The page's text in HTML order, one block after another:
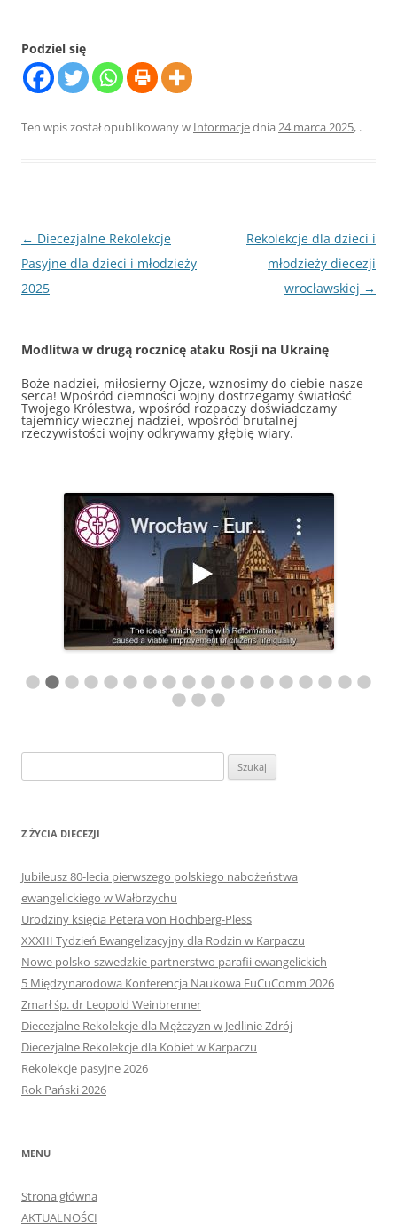
Podziel się
Ten wpis został opublikowany w Informacjednia 24 marca 2025, .
Nawigacja
wpisu
← Diecezjalne Rekolekcje
Pasyjne dla dzieci i młodzieży
2025
Rekolekcje dla dzieci i
młodzieży diecezji
wrocławskiej →
Modlitwa w drugą rocznicę ataku Rosji na Ukrainę
Boże nadziei, miłosierny Ojcze, wznosimy do ciebie nasze
serca! Wpośród ciemności wojny dostrzegamy światłość
Twojego Królestwa, wpośród rozpaczy doświadczamy
tajemnicy wiecznej nadziei, wpośród brutalnej
rzeczywistości wojny odkrywamy głębię wiary.
Z ŻYCIA DIECEZJI
Jubileusz 80-lecia pierwszego polskiego nabożeństwa
ewangelickiego w Wałbrzychu
Urodziny księcia Petera von Hochberg-Pless
XXXIII Tydzień Ewangelizacyjny dla Rodzin w Karpaczu
Nowe polsko-szwedzkie partnerstwo parafii ewangelickich
5 Międzynarodowa Konferencja Naukowa EuCuComm 2026
Zmarł śp. dr Leopold Weinbrenner
Diecezjalne Rekolekcje dla Mężczyzn w Jedlinie Zdrój
Diecezjalne Rekolekcje dla Kobiet w Karpaczu
Rekolekcje pasyjne 2026
Rok Pański 2026
MENU
Strona główna
AKTUALNOŚCI